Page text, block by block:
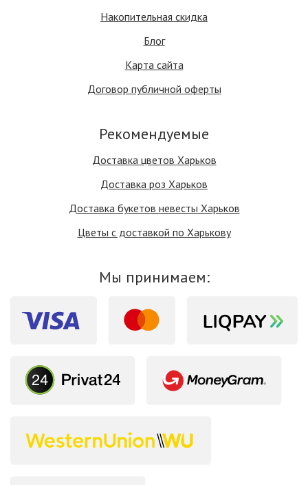
Накопительная скидка
Блог
Карта сайта
Договор публичной оферты
Рекомендуемые
Доставка цветов Харьков
Доставка роз Харьков
Доставка букетов невесты Харьков
Цветы с доставкой по Харькову
Мы принимаем: